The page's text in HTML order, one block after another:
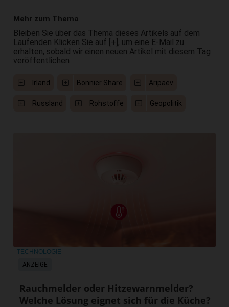
Mehr zum Thema
Bleiben Sie über das Thema dieses Artikels auf dem
Laufenden Klicken Sie auf [+], um eine E-Mail zu
erhalten, sobald wir einen neuen Artikel mit diesem Tag
veröffentlichen
Irland Bonnier Share Aripaev
Russland Rohstoffe Geopolitik
ANZEIGE
TECHNOLOGIE
Rauchmelder oder Hitzewarnmelder?
Welche Lösung eignet sich für die Küche?